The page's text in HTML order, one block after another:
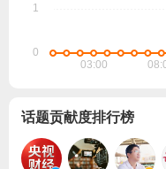
话题贡献度排行榜